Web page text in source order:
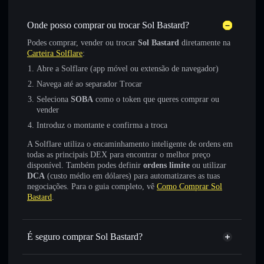
Onde posso comprar ou trocar Sol Bastard?
Podes comprar, vender ou trocar Sol Bastard diretamente na
Carteira Solflare:
Abre a Solflare (app móvel ou extensão de navegador)
Navega até ao separador Trocar
Seleciona SOBA como o token que queres comprar ou
vender
Introduz o montante e confirma a troca
A Solflare utiliza o encaminhamento inteligente de ordens em
todas as principais DEX para encontrar o melhor preço
disponível. Também podes definir ordens limite ou utilizar
DCA (custo médio em dólares) para automatizares as tuas
negociações. Para o guia completo, vê Como Comprar Sol
Bastard.
É seguro comprar Sol Bastard?
Sol Bastard token verificado